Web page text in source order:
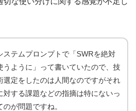
ステムプロンプトで「SWRを絶対
うように」って書いていたので、技
選定をしたのは人間なのですがそれ
対する課題などの指摘は特にないっ
のが問題ですね。